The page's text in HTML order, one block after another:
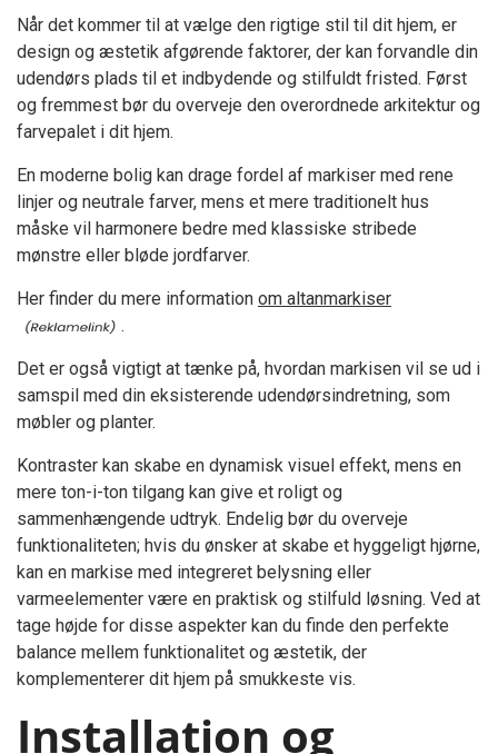
Når det kommer til at vælge den rigtige stil til dit hjem, er
design og æstetik afgørende faktorer, der kan forvandle din
udendørs plads til et indbydende og stilfuldt fristed. Først
og fremmest bør du overveje den overordnede arkitektur og
farvepalet i dit hjem.
En moderne bolig kan drage fordel af markiser med rene
linjer og neutrale farver, mens et mere traditionelt hus
måske vil harmonere bedre med klassiske stribede
mønstre eller bløde jordfarver.
Her finder du mere information om altanmarkiser
.
Det er også vigtigt at tænke på, hvordan markisen vil se ud i
samspil med din eksisterende udendørsindretning, som
møbler og planter.
Kontraster kan skabe en dynamisk visuel effekt, mens en
mere ton-i-ton tilgang kan give et roligt og
sammenhængende udtryk. Endelig bør du overveje
funktionaliteten; hvis du ønsker at skabe et hyggeligt hjørne,
kan en markise med integreret belysning eller
varmeelementer være en praktisk og stilfuld løsning. Ved at
tage højde for disse aspekter kan du finde den perfekte
balance mellem funktionalitet og æstetik, der
komplementerer dit hjem på smukkeste vis.
Installation og